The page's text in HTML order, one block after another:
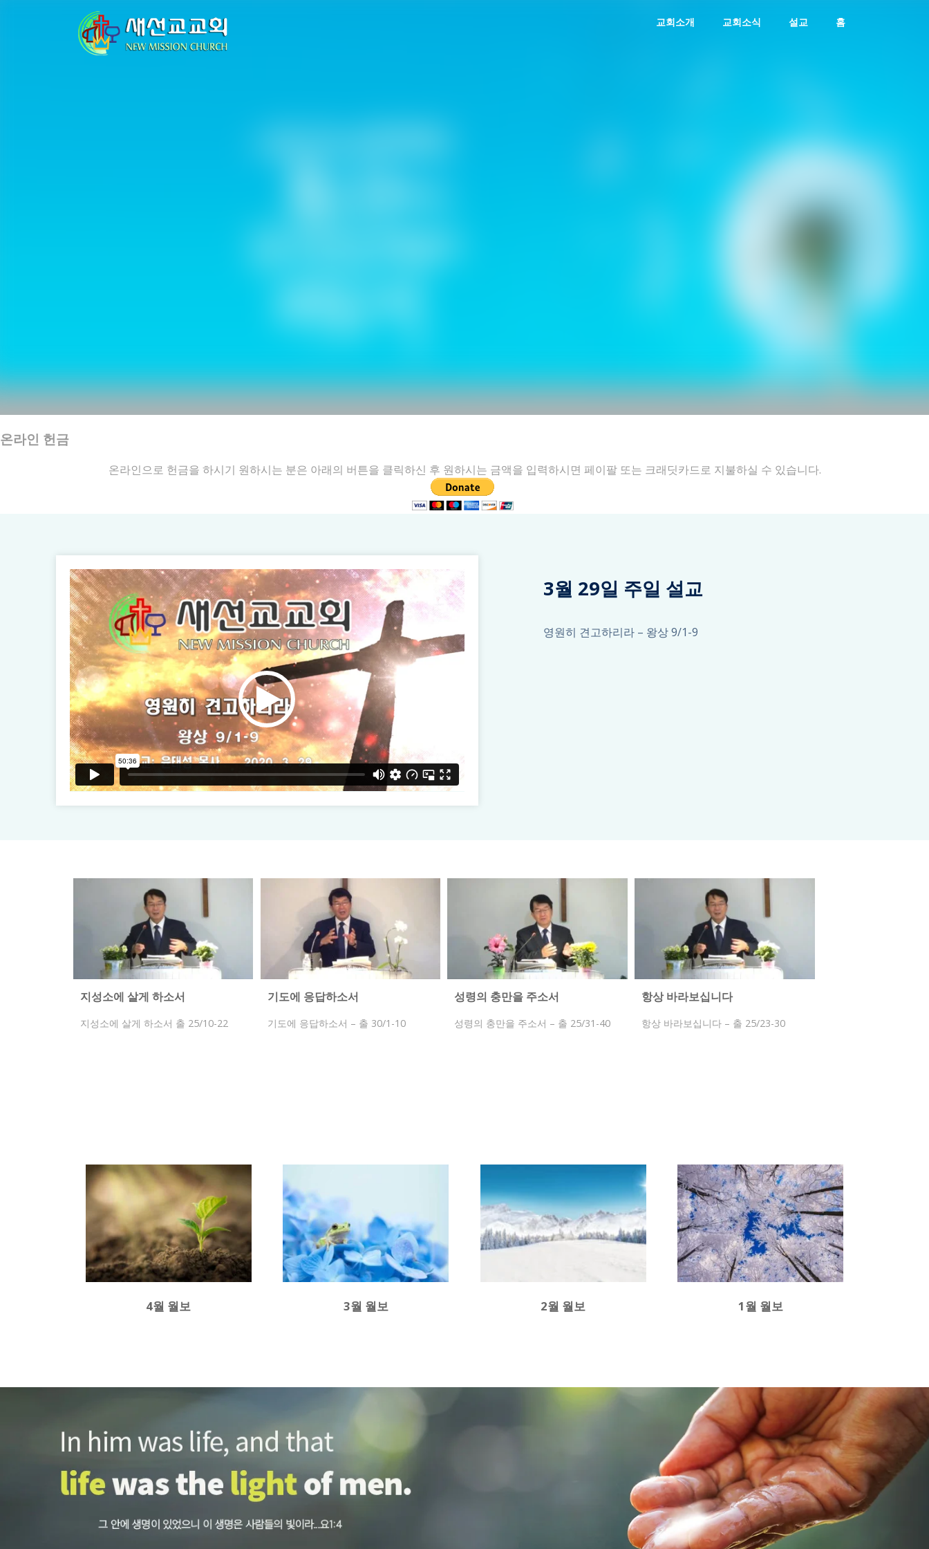
교회소개 교회소식 설교 홈
온라인 헌금
온라인으로 헌금을 하시기 원하시는 분은 아래의 버튼을 클릭하신 후 원하시는 금액을 입력하시면 페이팔 또는 크래딧카드로 지불하실 수 있습니다.
3월 29일 주일 설교
영원히 견고하리라 – 왕상 9/1-9
지성소에 살게 하소서
지성소에 살게 하소서 출 25/10-22
기도에 응답하소서
기도에 응답하소서 – 출 30/1-10
성령의 충만을 주소서
성령의 충만을 주소서 – 출 25/31-40
항상 바라보십니다
항상 바라보십니다 – 출 25/23-30
4월 월보 3월 월보 2월 월보 1월 월보